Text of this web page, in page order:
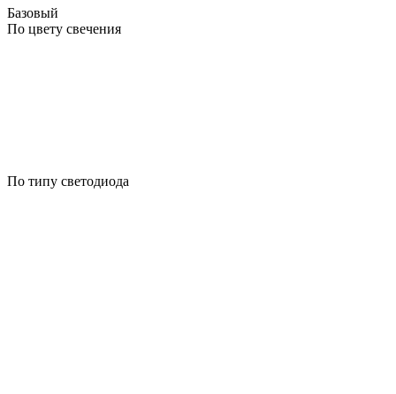
Базовый
По цвету свечения
По типу светодиода